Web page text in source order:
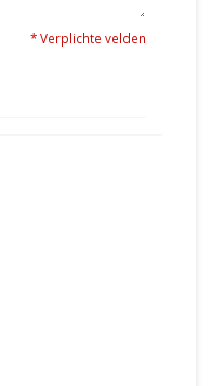
* Verplichte velden